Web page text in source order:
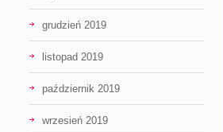
grudzień 2019
listopad 2019
październik 2019
wrzesień 2019